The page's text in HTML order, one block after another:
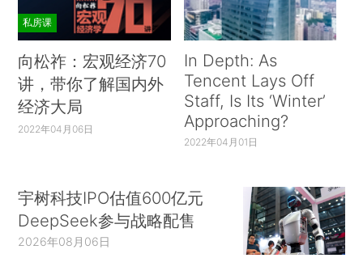
私房课
向松祚：宏观经济70
讲，带你了解国内外
经济大局
2022年04月06日
In Depth: As
Tencent Lays Off
Staff, Is Its ‘Winter’
Approaching?
2022年04月01日
宇树科技IPO估值600亿元
DeepSeek参与战略配售
2026年08月06日